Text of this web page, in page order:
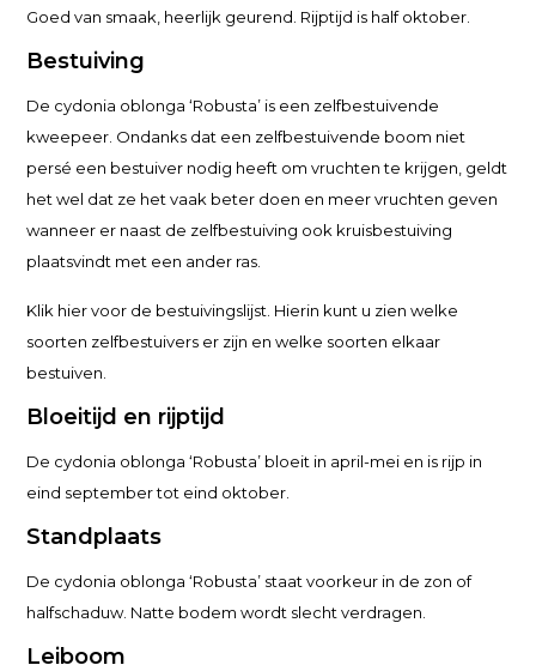
Goed van smaak, heerlijk geurend. Rijptijd is half oktober.
Bestuiving
De cydonia oblonga ‘Robusta’ is een zelfbestuivende
kweepeer. Ondanks dat een zelfbestuivende boom niet
persé een bestuiver nodig heeft om vruchten te krijgen, geldt
het wel dat ze het vaak beter doen en meer vruchten geven
wanneer er naast de zelfbestuiving ook kruisbestuiving
plaatsvindt met een ander ras.
Klik hier voor de bestuivingslijst. Hierin kunt u zien welke
soorten zelfbestuivers er zijn en welke soorten elkaar
bestuiven.
Bloeitijd en rijptijd
De cydonia oblonga ‘Robusta’ bloeit in april-mei en is rijp in
eind september tot eind oktober.
Standplaats
De cydonia oblonga ‘Robusta’ staat voorkeur in de zon of
halfschaduw. Natte bodem wordt slecht verdragen.
Leiboom